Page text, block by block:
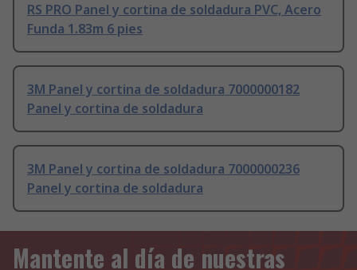
RS PRO Panel y cortina de soldadura PVC, Acero
Funda 1.83m 6 pies
3M Panel y cortina de soldadura 7000000182
Panel y cortina de soldadura
3M Panel y cortina de soldadura 7000000236
Panel y cortina de soldadura
Mantente al día de nuestras